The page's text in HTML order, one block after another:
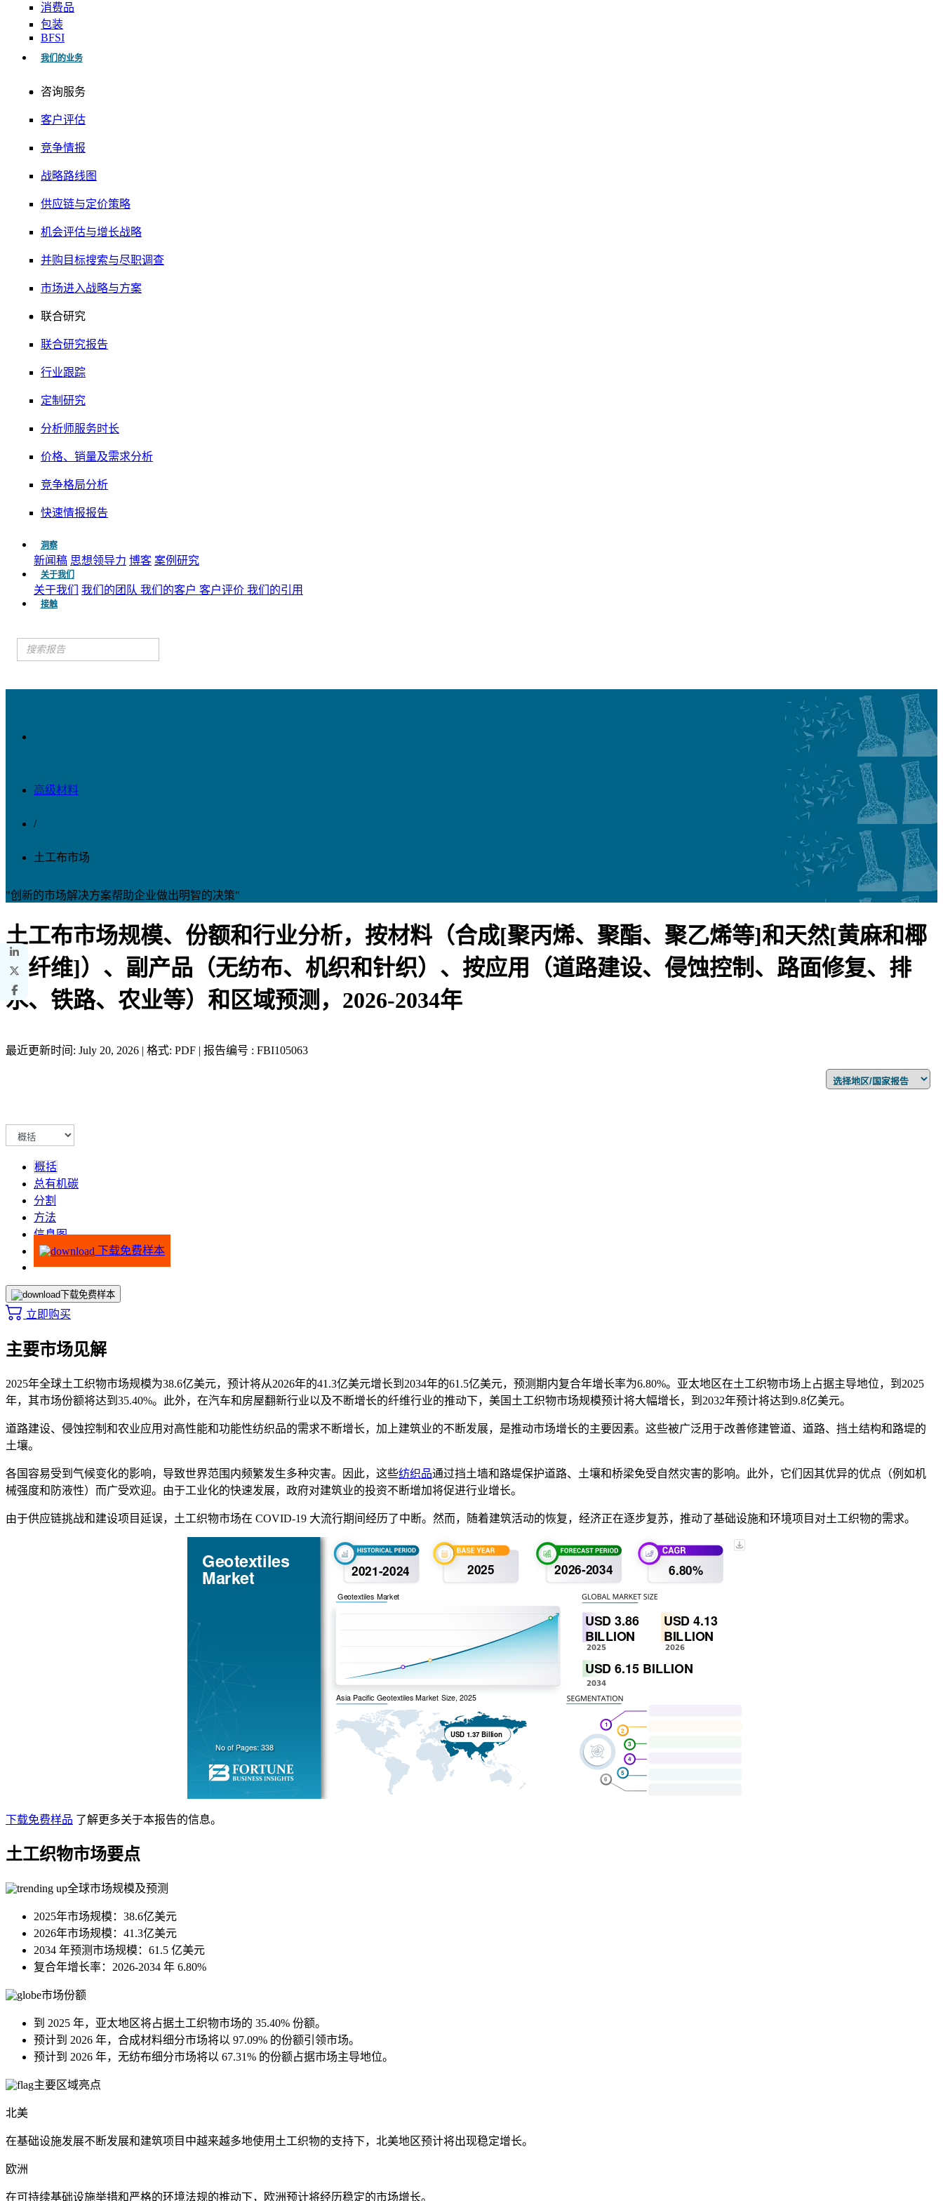
消费品
包装
BFSI
我们的业务
咨询服务
客户评估
竞争情报
战略路线图
供应链与定价策略
机会评估与增长战略
并购目标搜索与尽职调查
市场进入战略与方案
联合研究
联合研究报告
行业跟踪
定制研究
分析师服务时长
价格、销量及需求分析
竞争格局分析
快速情报报告
洞察
新闻稿 思想领导力 博客 案例研究
关于我们
关于我们 我们的团队 我们的客户 客户评价 我们的引用
接触
高级材料
/
土工布市场
"创新的市场解决方案帮助企业做出明智的决策"
土工布市场规模、份额和行业分析，按材料（合成[聚丙烯、聚酯、聚乙烯等]和天然[黄麻和椰
壳纤维]）、副产品（无纺布、机织和针织）、按应用（道路建设、侵蚀控制、路面修复、排
水、铁路、农业等）和区域预测，2026-2034年
最近更新时间: July 20, 2026 | 格式: PDF | 报告编号 : FBI105063
概括
总有机碳
分割
方法
信息图
下载免费样本
下载免费样本
立即购买
主要市场见解
2025年全球土工织物市场规模为38.6亿美元，预计将从2026年的41.3亿美元增长到2034年的61.5亿美元，预测期内复合年增长率为6.80%。亚太地区在土工织物市场上占据主导地位，到2025
年，其市场份额将达到35.40%。此外，在汽车和房屋翻新行业以及不断增长的纤维行业的推动下，美国土工织物市场规模预计将大幅增长，到2032年预计将达到9.8亿美元。
道路建设、侵蚀控制和农业应用对高性能和功能性纺织品的需求不断增长，加上建筑业的不断发展，是推动市场增长的主要因素。这些被广泛用于改善修建管道、道路、挡土结构和路堤的
土壤。
各国容易受到气候变化的影响，导致世界范围内频繁发生多种灾害。因此，这些纺织品通过挡土墙和路堤保护道路、土壤和桥梁免受自然灾害的影响。此外，它们因其优异的优点（例如机
械强度和防液性）而广受欢迎。由于工业化的快速发展，政府对建筑业的投资不断增加将促进行业增长。
由于供应链挑战和建设项目延误，土工织物市场在 COVID-19 大流行期间经历了中断。然而，随着建筑活动的恢复，经济正在逐步复苏，推动了基础设施和环境项目对土工织物的需求。
下载免费样品 了解更多关于本报告的信息。
土工织物市场要点
全球市场规模及预测
2025年市场规模：38.6亿美元
2026年市场规模：41.3亿美元
2034 年预测市场规模：61.5 亿美元
复合年增长率：2026-2034 年 6.80%
市场份额
到 2025 年，亚太地区将占据土工织物市场的 35.40% 份额。
预计到 2026 年，合成材料细分市场将以 97.09% 的份额引领市场。
预计到 2026 年，无纺布细分市场将以 67.31% 的份额占据市场主导地位。
主要区域亮点
北美
在基础设施发展不断发展和建筑项目中越来越多地使用土工织物的支持下，北美地区预计将出现稳定增长。
欧洲
在可持续基础设施举措和严格的环境法规的推动下，欧洲预计将经历稳定的市场增长。